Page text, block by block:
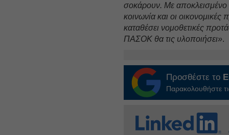
σοκάρουν. Με
κοινωνία και οι
καταθέσει νομοθετικές
ΠΑΣΟΚ θα τις υλοποιήσει».
Προσθέστε το
Παρακολουθήστε